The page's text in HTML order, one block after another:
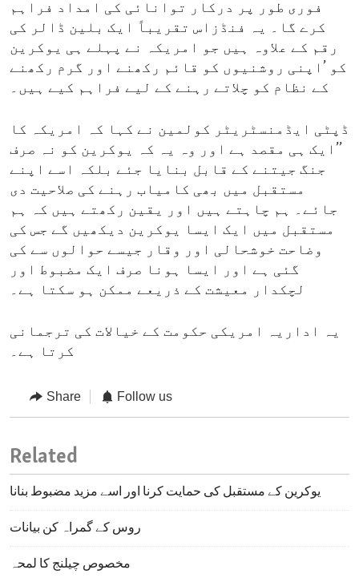
فوری طور پر درکار توانائی کی امداد فراہم
کرے گا۔ یہ فنڈزاس تقریباً ایک بلین ڈالر کی
رقم کے علاوہ ہیں جو امریکہ نے پہلے ہی یوکرین
کو ’اپنی روشنیوں کو قائم رکھنے اور گرم رکھنے
کے نظام کو چلاتے رہنے کے لیے فراہم کیے ہیں۔
ڈپٹی ایڈمنسٹریٹر کولمین نے کہا کہ امریکہ کا
’’ایک ہی مقصد ہے اور وہ یہ کہ یوکرین کو نہ صرف
جنگ جیتنے کے قابل بنایا جئے بلکہ اسے اپنے
مستقبل میں بھی کامیاب رہنے کی صلاحیت دی
جائے۔ ہم چاہتے ہیں اور یقین رکھتے ہیں کہ ہم
مستقبل میں ایک ایسا یوکرین دیکھیں گے جس کی
وضاحت خوشحالی اور وقار جیسے حوالوں سے کی
گئی ہے اور ایسا ہونا صرف ایک مضبوط اور
لچکدار معیشت کے ذریعے ممکن ہو سکتا ہے۔
یہ اداریہ امریکی حکومت کے خیالات کی ترجمانی
کرتا ہے۔
Share Follow us
Related
یوکرین کے مستقبل کی حمایت کرنا اور اسے مزید مضبوط بنانا
روس کے گمراہ کن بیانات
مخصوص چیلنج کا لمحہ